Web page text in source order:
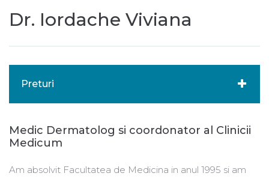
Dr. Iordache Viviana
Preturi
Medic Dermatolog si coordonator al Clinicii
Medicum
Am absolvit Facultatea de Medicina in anul 1995 si am